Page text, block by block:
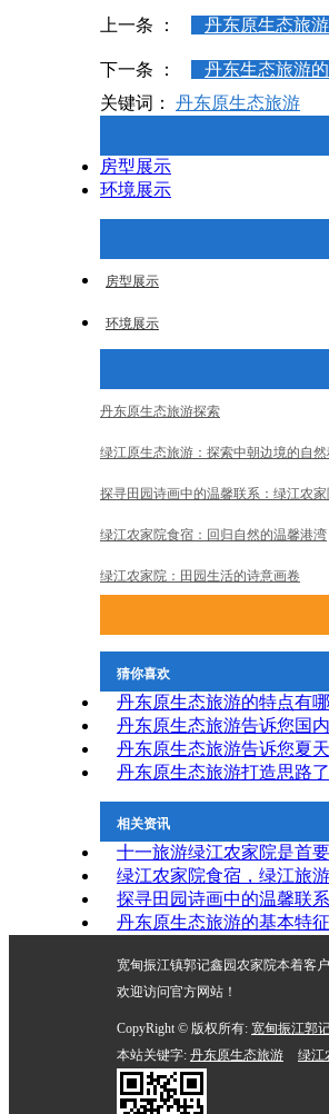
上一条 ： 丹东原生态旅
下一条 ：
丹东生态旅游
关键词： 丹东原生态旅游
房型展示
环境展示
房型展示
环境展示
丹东原生态旅游探索
绿江原生态旅游：探索中朝边境的自
探寻田园诗画中的温馨联系：绿江农
绿江农家院食宿：回归自然的温馨港湾
绿江农家院：田园生活的诗意画卷
猜你喜欢
丹东原生态旅游的特点有
丹东原生态旅游告诉您国
丹东原生态旅游告诉您夏
丹东原生态旅游打造思路
相关资讯
十一旅游绿江农家院是首要
绿江农家院食宿，绿江旅
探寻田园诗画中的温馨联
丹东原生态旅游的基本特
宽甸振江镇郭记鑫园农家院本着客
欢迎访问官方网站！
CopyRight © 版权所有: 宽甸振江郭
本站关键字: 丹东原生态旅游 绿江